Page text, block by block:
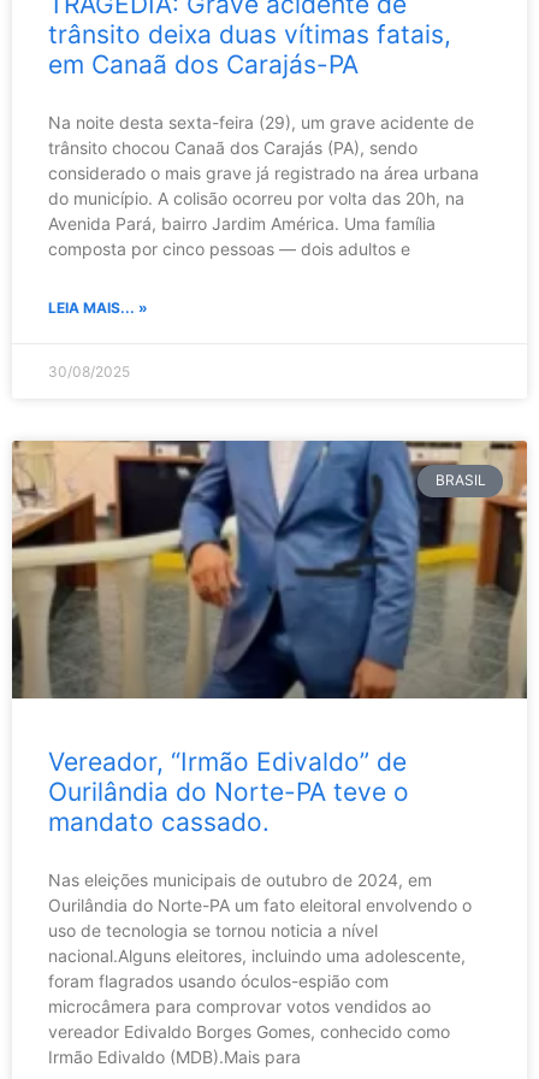
trânsito deixa duas vítimas fatais,
em Canaã dos Carajás-PA
Na noite desta sexta-feira (29), um grave acidente de
trânsito chocou Canaã dos Carajás (PA), sendo
considerado o mais grave já registrado na área urbana
do município. A colisão ocorreu por volta das 20h, na
Avenida Pará, bairro Jardim América. Uma família
composta por cinco pessoas — dois adultos e
LEIA MAIS... »
30/08/2025
BRASIL
Vereador, “Irmão Edivaldo” de
Ourilândia do Norte-PA teve o
mandato cassado.
Nas eleições municipais de outubro de 2024, em
Ourilândia do Norte-PA um fato eleitoral envolvendo o
uso de tecnologia se tornou noticia a nível
nacional.Alguns eleitores, incluindo uma adolescente,
foram flagrados usando óculos-espião com
microcâmera para comprovar votos vendidos ao
vereador Edivaldo Borges Gomes, conhecido como
Irmão Edivaldo (MDB).Mais para